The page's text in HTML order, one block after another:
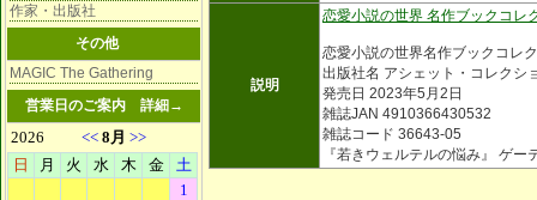
作家・出版社
その他
MAGIC The Gathering
営業日のご案内 詳細→
説明
恋愛小説の世界 名作ブックコレ
恋愛小説の世界名作ブックコレ
出版社名 アシェット・コレクシ
発売日 2023年5月2日
雑誌JAN 4910366430532
雑誌コード 36643-05
『若きウェルテルの悩み』 ゲー